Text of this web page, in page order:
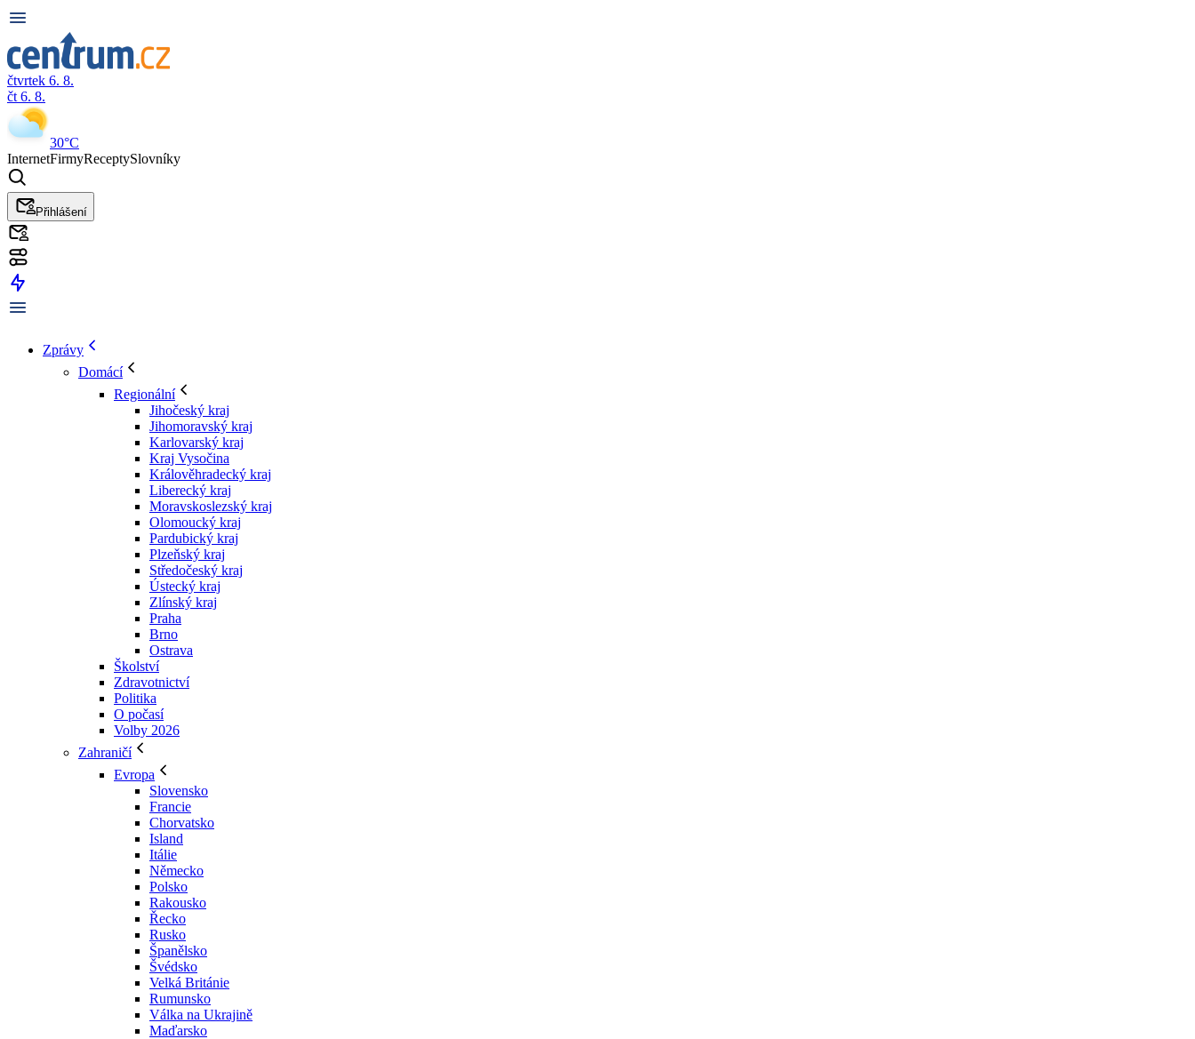
čtvrtek 6. 8.
čt 6. 8.
30°C
InternetFirmyReceptySlovníky
Přihlášení
Zprávy
Domácí
Regionální
Jihočeský kraj
Jihomoravský kraj
Karlovarský kraj
Kraj Vysočina
Králověhradecký kraj
Liberecký kraj
Moravskoslezský kraj
Olomoucký kraj
Pardubický kraj
Plzeňský kraj
Středočeský kraj
Ústecký kraj
Zlínský kraj
Praha
Brno
Ostrava
Školství
Zdravotnictví
Politika
O počasí
Volby 2026
Zahraničí
Evropa
Slovensko
Francie
Chorvatsko
Island
Itálie
Německo
Polsko
Rakousko
Řecko
Rusko
Španělsko
Švédsko
Velká Británie
Rumunsko
Válka na Ukrajině
Maďarsko